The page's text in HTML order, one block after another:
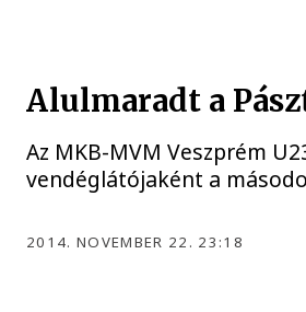
Alulmaradt a
Az MKB-MVM Veszprém
vendéglátójaként a
2014. NOVEMBER 22. 23:18